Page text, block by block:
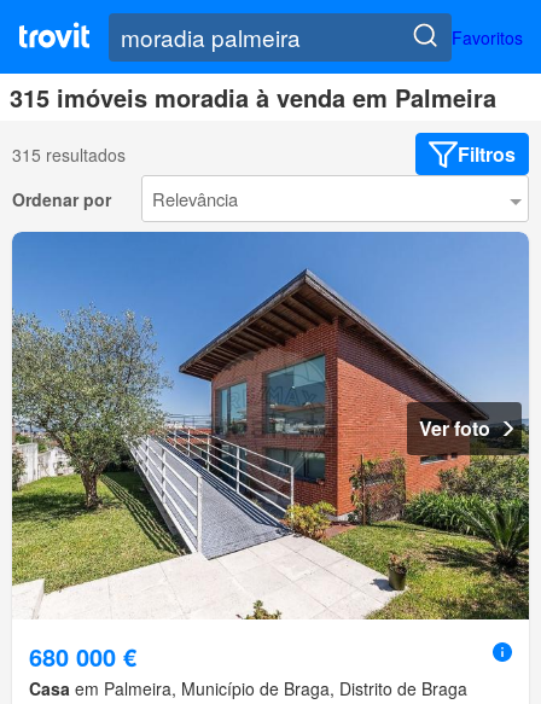
Favoritos
315 imóveis moradia à venda em Palmeira
315 resultados Filtros
Ordenar por
Ver foto
680 000 €
Casa em Palmeira, Município de Braga, Distrito de Braga